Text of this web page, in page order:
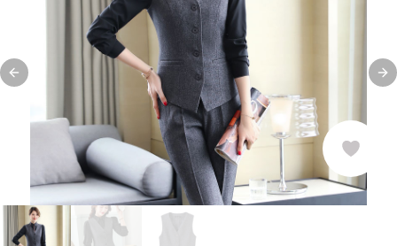
Previous slide